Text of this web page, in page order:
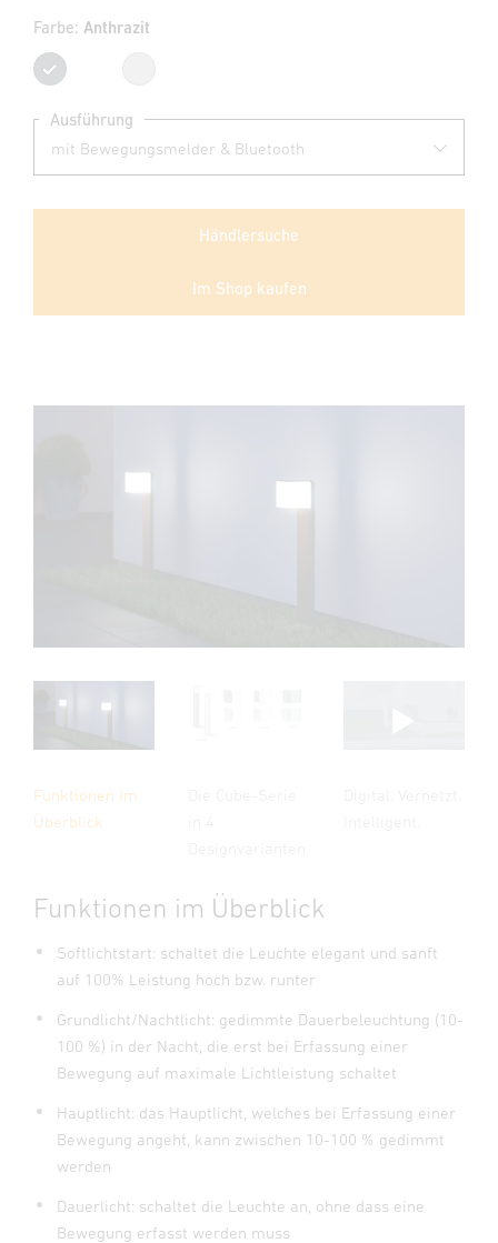
Farbe: Anthrazit
Anthrazit
Ausführung
Händlersuche
Im Shop kaufen
Funktionen im
Überblick
Funktionen im Überblick
Softlichtstart: schaltet die Leuchte elegant und sanft
auf 100% Leistung hoch bzw. runter
Grundlicht/Nachtlicht: gedimmte Dauerbeleuchtung (10-
100 %) in der Nacht, die erst bei Erfassung einer
Bewegung auf maximale Lichtleistung schaltet
Hauptlicht: das Hauptlicht, welches bei Erfassung einer
Bewegung angeht, kann zwischen 10-100 % gedimmt
werden
Dauerlicht: schaltet die Leuchte an, ohne dass eine
Bewegung erfasst werden muss